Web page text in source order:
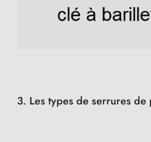
3. Les types de serrures